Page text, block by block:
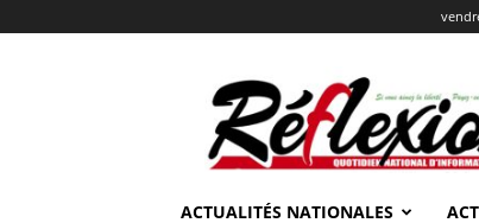
REFLEXION
ACTUALITÉS NATIONALES